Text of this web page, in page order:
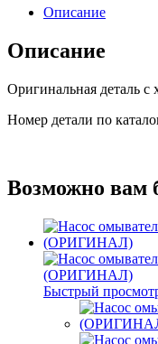
ГАЗ-24
(ОРИГИНАЛ)
Описание
Описание
Оригинальная деталь с
Номер детали по
Возможно вам
Быстрый